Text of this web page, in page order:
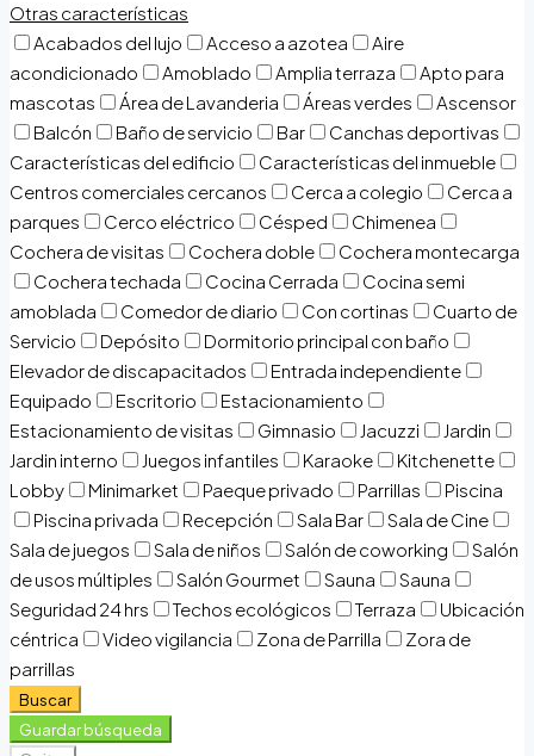
Otras características
Acabados del lujo
Acceso a azotea
Aire
acondicionado
Amoblado Amplia terraza
Apto para
mascotas
Área de Lavanderia Áreas verdes
Ascensor
Balcón
Baño de servicio Bar
Canchas deportivas
Características del edificio
Características del inmueble
Centros comerciales cercanos
Cerca a colegio
Cerca a
parques
Cerco eléctrico Césped
Chimenea
Cochera de visitas
Cochera doble
Cochera montecarga
Cochera techada
Cocina Cerrada
Cocina semi
amoblada
Comedor de diario Con cortinas
Cuarto de
Servicio
Depósito
Dormitorio principal con baño
Elevador de discapacitados
Entrada independiente
Equipado
Escritorio
Estacionamiento
Estacionamiento de visitas
Gimnasio Jacuzzi
Jardin
Jardin interno
Juegos infantiles Karaoke
Kitchenette
Lobby
Minimarket Paeque privado Parrillas
Piscina
Piscina privada
Recepción Sala Bar
Sala de Cine
Sala de juegos
Sala de niños Salón de coworking
Salón
de usos múltiples
Salón Gourmet Sauna
Sauna
Seguridad 24 hrs
Techos ecológicos Terraza
Ubicación
céntrica
Video vigilancia Zona de Parrilla
Zora de
parrillas
Buscar
Guardar búsqueda